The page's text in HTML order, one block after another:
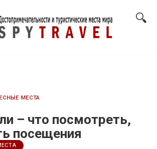
МЕСТА
– что посмотреть,
посещения